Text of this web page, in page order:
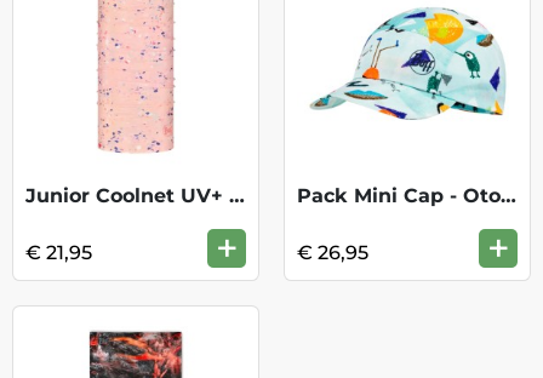
Junior Coolnet UV+ - Sweetness Pink
€ 21,95 +
Pack Mini Cap - Otom Sky
€ 26,95 +